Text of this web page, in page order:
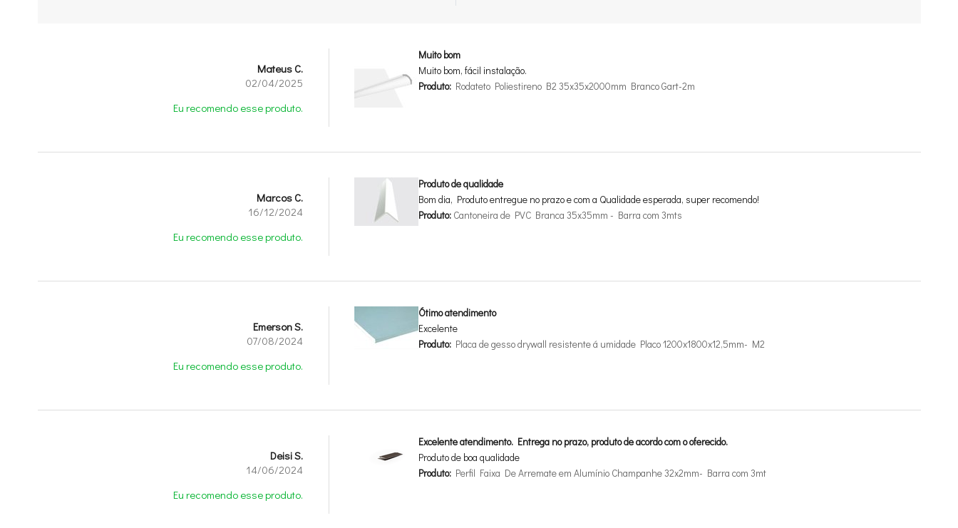
Mateus C.
02/04/2025
Eu recomendo esse produto.
Muito bom
Muito bom, fácil instalação.
Produto: Rodateto Poliestireno B2 35x35x2000mm Branco Gart-2m
Marcos C.
16/12/2024
Eu recomendo esse produto.
Produto de qualidade
Bom dia, Produto entregue no prazo e com a Qualidade esperada, super recomendo!
Produto: Cantoneira de PVC Branca 35x35mm - Barra com 3mts
Emerson S.
07/08/2024
Eu recomendo esse produto.
Ótimo atendimento
Excelente
Produto: Placa de gesso drywall resistente á umidade Placo 1200x1800x12,5mm- M2
Deisi S.
14/06/2024
Eu recomendo esse produto.
Excelente atendimento. Entrega no prazo, produto de acordo com o oferecido.
Produto de boa qualidade
Produto: Perfil Faixa De Arremate em Alumínio Champanhe 32x2mm- Barra com 3mt